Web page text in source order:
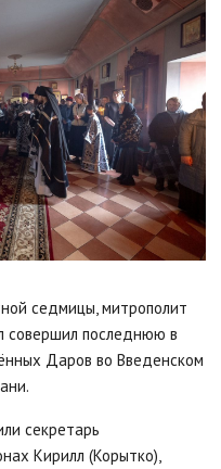
седмицы, митрополит
совершил последнюю в
Даров во Введенском
секретарь
Кирилл (Корытко),